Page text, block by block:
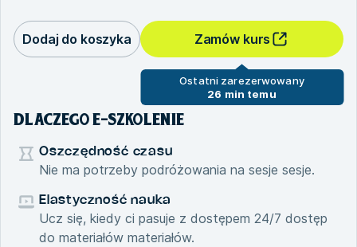
Dodaj do koszyka Zamów kurs
Ostatni zarezerwowany
26 min temu
DLACZEGO E-SZKOLENIE
Oszczędność czasu
Nie ma potrzeby podróżowania na sesje sesje.
Elastyczność nauka
Ucz się, kiedy ci pasuje z dostępem 24/7 dostęp
do materiałów materiałów.